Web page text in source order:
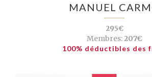
MANUEL
295€
Membres:207€
100% déductibles des